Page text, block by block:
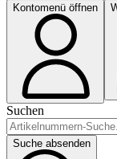
Kontomenü öffnen
Suchen
Suche absenden